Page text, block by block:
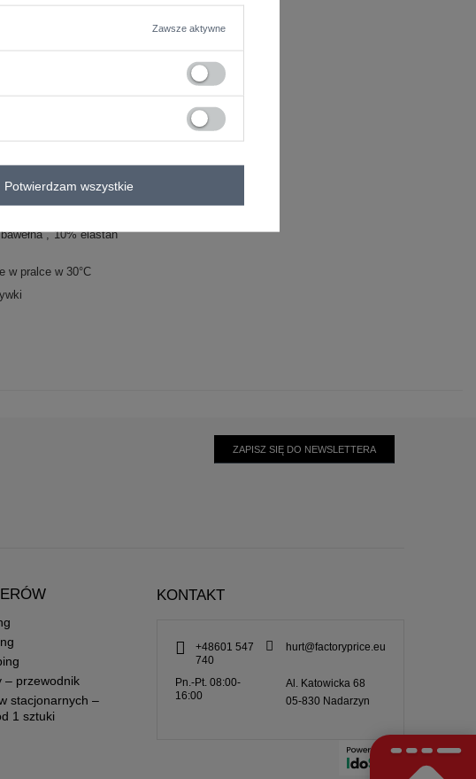
3/4
10% elastan
w pralce w 30°C
ZAPISZ SIĘ DO NEWSLETTERA
– przewodnik
stacjonarnych –
1 sztuki
KONTAKT
+48601 547
740
hurt@factoryprice.eu
Pn.-Pt. 08:00-
16:00
Al. Katowicka 68
05-830 Nadarzyn
Zawsze aktywne
Potwierdzam wszystkie